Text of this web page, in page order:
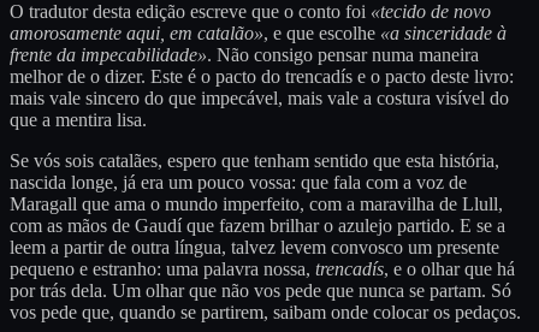
O tradutor desta edição escreve que o conto foi «tecido de novo
amorosamente aqui, em catalão», e que escolhe «a sinceridade à
frente da impecabilidade». Não consigo pensar numa maneira
melhor de o dizer. Este é o pacto do trencadís e o pacto deste livro:
mais vale sincero do que impecável, mais vale a costura visível do
que a mentira lisa.
Se vós sois catalães, espero que tenham sentido que esta história,
nascida longe, já era um pouco vossa: que fala com a voz de
Maragall que ama o mundo imperfeito, com a maravilha de Llull,
com as mãos de Gaudí que fazem brilhar o azulejo partido. E se a
leem a partir de outra língua, talvez levem convosco um presente
pequeno e estranho: uma palavra nossa, trencadís, e o olhar que há
por trás dela. Um olhar que não vos pede que nunca se partam. Só
vos pede que, quando se partirem, saibam onde colocar os pedaços.